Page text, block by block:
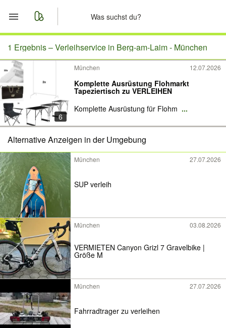
Start
Nachrichten
Anzeige aufgeben
1 Ergebnis –Verleihservice in Berg-am-Laim - München
6
München 12.07.2026
Komplette Ausrüstung Flohmarkt
Tapeziertisch zu VERLEIHEN
Komplette Ausrüstung für Flohm ...
Alternative Anzeigen in der Umgebung
München 27.07.2026
SUP verleih
München 03.08.2026
VERMIETEN Canyon Grizl 7 Gravelbike |
Größe M
München 27.07.2026
Fahrradtrager zu verleihen